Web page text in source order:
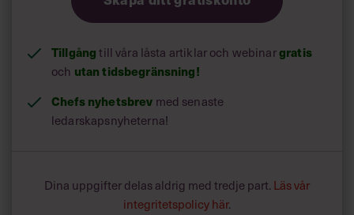
Tillgångtill våra låsta artiklar och webinargratis
och utan tidsbegränsning!
Chefs nyhetsbrev med senaste
ledarskapsnyheterna!
Dina uppgifter delas aldrig med tredje part. Läs vår
integritetspolicy här.